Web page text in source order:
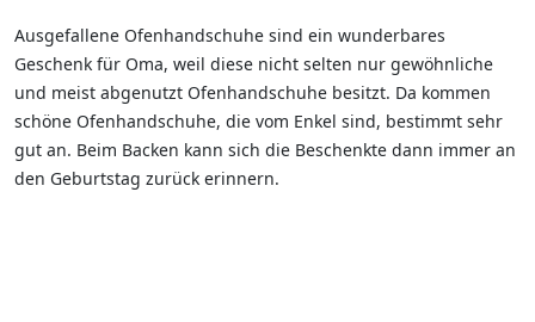
Ausgefallene Ofenhandschuhe sind ein wunderbares
Geschenk für Oma, weil diese nicht selten nur gewöhnliche
und meist abgenutzt Ofenhandschuhe besitzt. Da kommen
schöne Ofenhandschuhe, die vom Enkel sind, bestimmt sehr
gut an. Beim Backen kann sich die Beschenkte dann immer an
den Geburtstag zurück erinnern.